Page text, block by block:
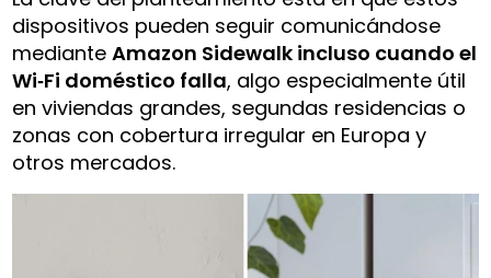
dispositivos pueden seguir comunicándose
medianteAmazon Sidewalk incluso cuando el
Wi‑Fi doméstico falla, algo especialmente útil
en viviendas grandes, segundas residencias o
zonas con cobertura irregular en Europa y
otros mercados.